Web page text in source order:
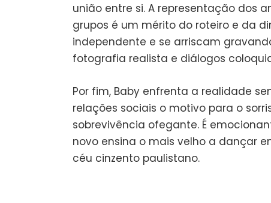
união entre si. A representação dos
grupos é um mérito do roteiro e da
independente e se arriscam
fotografia realista e diálogos
Por fim, Baby enfrenta a realidade
relações sociais o motivo para o
sobrevivência ofegante. É
novo ensina o mais velho a dançar
céu cinzento paulistano.